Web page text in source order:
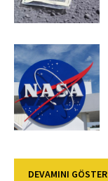
DEVAMINI GÖSTER